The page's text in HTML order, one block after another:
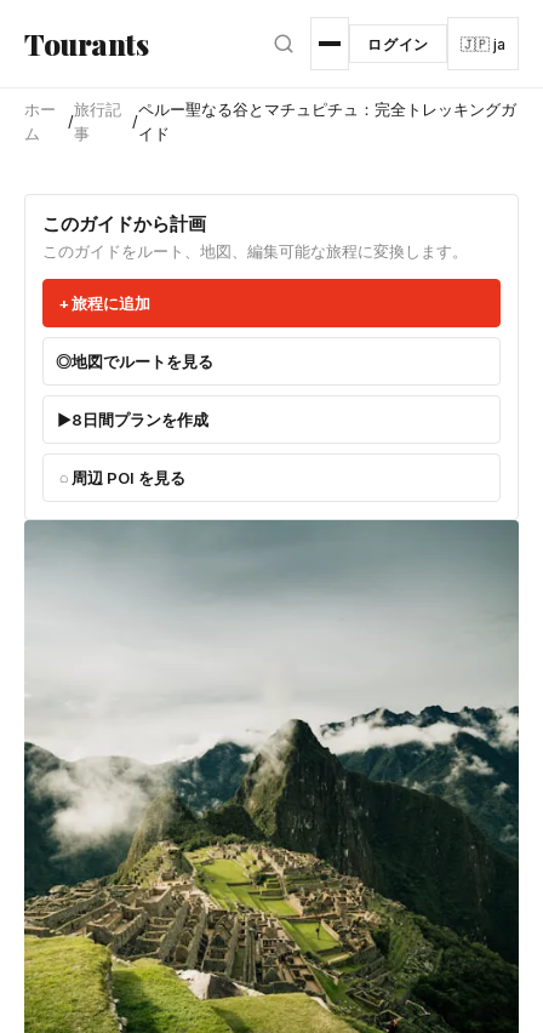
Tourants ログイン 🇯🇵 ja
ホー
ム
/
旅行記
事
/
ペルー聖なる谷とマチュピチュ：完全トレッキングガ
イド
このガイドから計画
このガイドをルート、地図、編集可能な旅程に変換します。
旅程に追加
地図でルートを見る
8日間プランを作成
周辺 POI を見る